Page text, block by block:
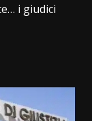
i giudici